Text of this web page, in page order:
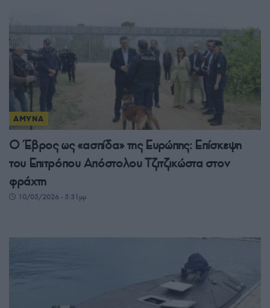
ΑΜΥΝΑ
Ο Έβρος ως «ασπίδα» της Ευρώπης: Επίσκεψη
του Επιτρόπου Απόστολου Τζιτζικώστα στον
φράχτη
10/05/2026 - 5:31μμ